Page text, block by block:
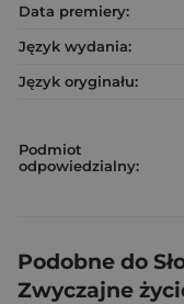
Data premiery:
Język wydania:
Język oryginału:
Podmiot
odpowiedzialny:
Podobne do
Zwyczajne